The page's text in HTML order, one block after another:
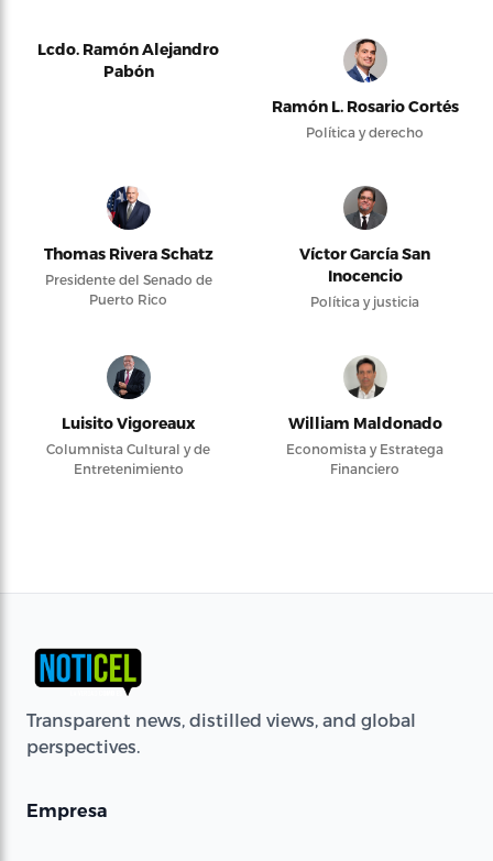
Lcdo. Ramón Alejandro
Pabón
Ramón L. Rosario Cortés
Política y derecho
Thomas Rivera Schatz
Presidente del Senado de
Puerto Rico
Víctor García San
Inocencio
Política y justicia
Luisito Vigoreaux
Columnista Cultural y de
Entretenimiento
William Maldonado
Economista y Estratega
Financiero
Transparent news, distilled views, and global
perspectives.
Empresa